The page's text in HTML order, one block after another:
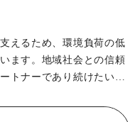
えるため、環境負荷の低
ます。地域社会との信頼
トナーであり続けたいと